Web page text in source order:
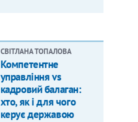
СВІТЛАНА ТОПАЛОВА
Компетентне
управління vs
кадровий балаган:
хто, як і для чого
керує державою